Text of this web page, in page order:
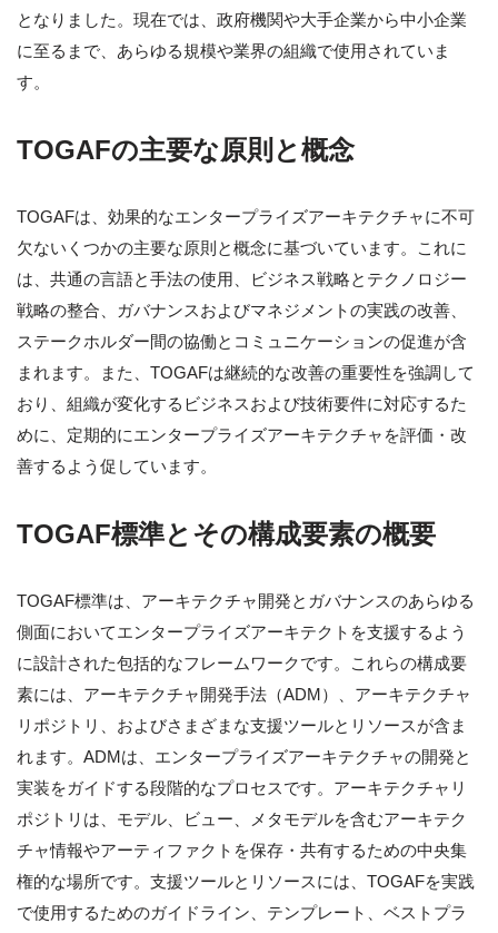
となりました。現在では、政府機関や大手企業から中小企業
に至るまで、あらゆる規模や業界の組織で使用されていま
す。
TOGAFの主要な原則と概念
TOGAFは、効果的なエンタープライズアーキテクチャに不可
欠ないくつかの主要な原則と概念に基づいています。これに
は、共通の言語と手法の使用、ビジネス戦略とテクノロジー
戦略の整合、ガバナンスおよびマネジメントの実践の改善、
ステークホルダー間の協働とコミュニケーションの促進が含
まれます。また、TOGAFは継続的な改善の重要性を強調して
おり、組織が変化するビジネスおよび技術要件に対応するた
めに、定期的にエンタープライズアーキテクチャを評価・改
善するよう促しています。
TOGAF標準とその構成要素の概要
TOGAF標準は、アーキテクチャ開発とガバナンスのあらゆる
側面においてエンタープライズアーキテクトを支援するよう
に設計された包括的なフレームワークです。これらの構成要
素には、アーキテクチャ開発手法（ADM）、アーキテクチャ
リポジトリ、およびさまざまな支援ツールとリソースが含ま
れます。ADMは、エンタープライズアーキテクチャの開発と
実装をガイドする段階的なプロセスです。アーキテクチャリ
ポジトリは、モデル、ビュー、メタモデルを含むアーキテク
チャ情報やアーティファクトを保存・共有するための中央集
権的な場所です。支援ツールとリソースには、TOGAFを実践
で使用するためのガイドライン、テンプレート、ベストプラ